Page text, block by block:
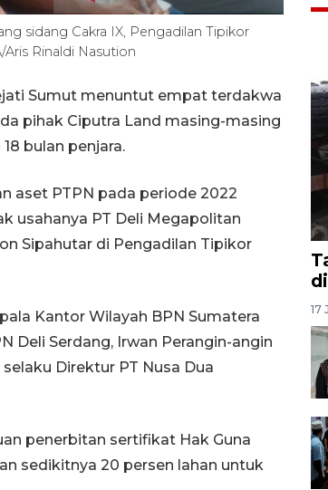
sidang Cakra IX, Pengadilan Tipikor
Rinaldi Nasution
Sumut menuntut empat terdakwa
pihak Ciputra Land masing-masing
bulan penjara.
aset PTPN pada periode 2022
usahanya PT Deli Megapolitan
Sipahutar di Pengadilan Tipikor
Kantor Wilayah BPN Sumatera
Deli Serdang, Irwan Perangin-angin
Direktur PT Nusa Dua
penerbitan sertifikat Hak Guna
sedikitnya 20 persen lahan untuk
17